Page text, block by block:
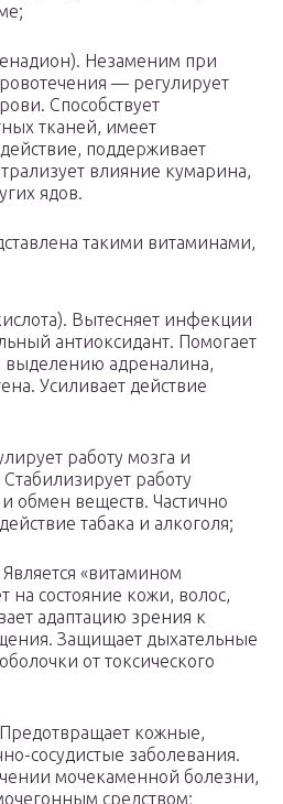
Незаменим при
— регулирует
Способствует
тканей, имеет
поддерживает
влияние кумарина,
ядов.
такими витаминами,
Вытесняет инфекции
антиоксидант. Помогает
выделению адреналина,
Усиливает действие
работу мозга и
работу
обмен веществ. Частично
табака и алкоголя;
«витамином
на состояние кожи, волос,
адаптацию зрения к
Защищает дыхательные
от токсического
кожные,
сосудистые заболевания.
мочекаменной болезни,
средством;